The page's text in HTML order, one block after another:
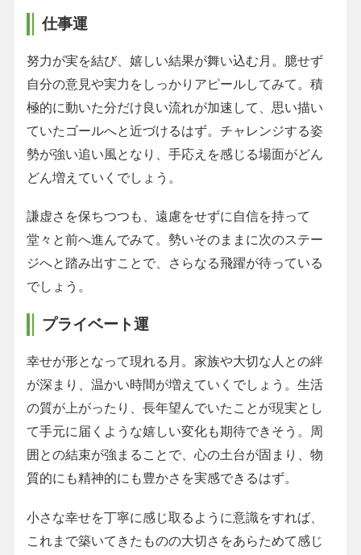
仕事運
努力が実を結び、嬉しい結果が舞い込む月。臆せず
自分の意見や実力をしっかりアピールしてみて。積
極的に動いた分だけ良い流れが加速して、思い描い
ていたゴールへと近づけるはず。チャレンジする姿
勢が強い追い風となり、手応えを感じる場面がどん
どん増えていくでしょう。
謙虚さを保ちつつも、遠慮をせずに自信を持って
堂々と前へ進んでみて。勢いそのままに次のステー
ジへと踏み出すことで、さらなる飛躍が待っている
でしょう。
プライベート運
幸せが形となって現れる月。家族や大切な人との絆
が深まり、温かい時間が増えていくでしょう。生活
の質が上がったり、長年望んでいたことが現実とし
て手元に届くような嬉しい変化も期待できそう。周
囲との結束が強まることで、心の土台が固まり、物
質的にも精神的にも豊かさを実感できるはず。
小さな幸せを丁寧に感じ取るように意識をすれば、
これまで築いてきたものの大切さをあらためて感じ